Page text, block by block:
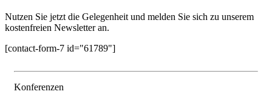
Nutzen Sie jetzt die Gelegenheit und melden Sie sich zu unserem
kostenfreien Newsletter an.
[contact-form-7 id="61789"]
Konferenzen